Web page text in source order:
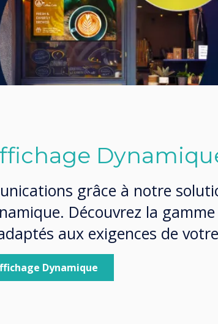
grâce à notre
Découvrez la
aux exigences de
Dynamique